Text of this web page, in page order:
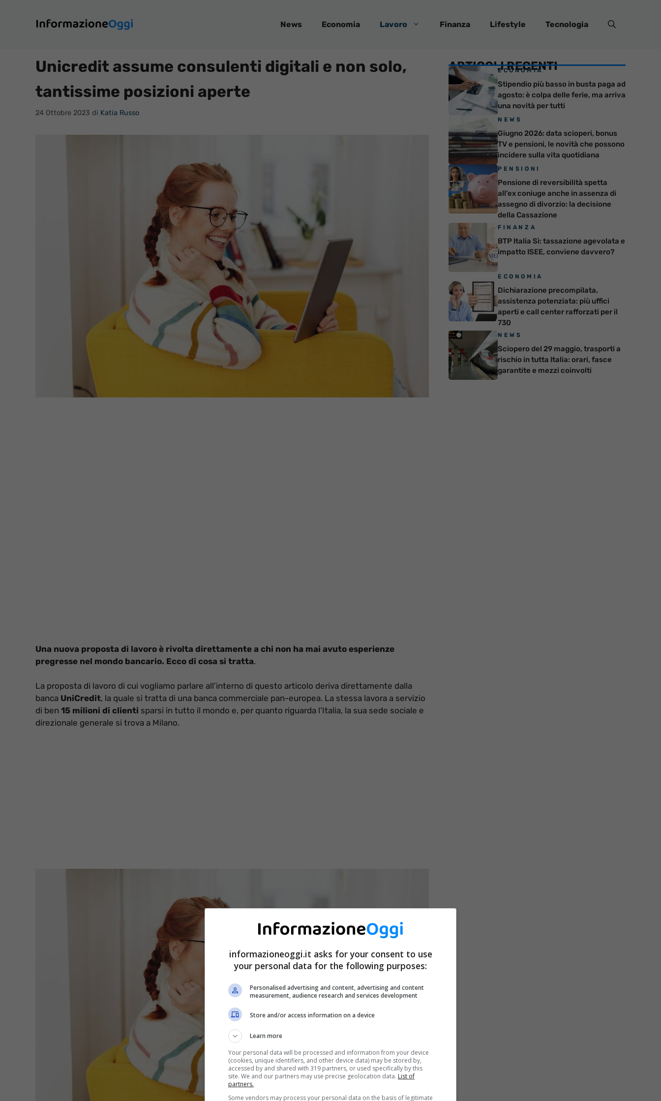
contenuto
News Economia Lavoro Finanza Lifestyle Tecnologia
Unicredit assume consulenti digitali e non solo,
tantissime posizioni aperte
24 Ottobre 2023 di Katia Russo
Una nuova proposta di lavoro è rivolta direttamente a chi non ha mai avuto esperienze
pregresse nel mondo bancario. Ecco di cosa si tratta.
La proposta di lavoro di cui vogliamo parlare all’interno di questo articolo deriva direttamente dalla
banca UniCredit, la quale si tratta di una banca commerciale pan-europea. La stessa lavora a servizio
di ben 15 milioni di clienti sparsi in tutto il mondo e, per quanto riguarda l’Italia, la sua sede sociale e
direzionale generale si trova a Milano.
ARTICOLI RECENTI
ECONOMIA
Stipendio più basso in busta paga ad
agosto: è colpa delle ferie, ma arriva
una novità per tutti
NEWS
Giugno 2026: data scioperi, bonus
TV e pensioni, le novità che possono
incidere sulla vita quotidiana
PENSIONI
Pensione di reversibilità spetta
all’ex coniuge anche in assenza di
assegno di divorzio: la decisione
della Cassazione
FINANZA
BTP Italia Sì: tassazione agevolata e
impatto ISEE, conviene davvero?
ECONOMIA
Dichiarazione precompilata,
assistenza potenziata: più uffici
aperti e call center rafforzati per il
730
NEWS
Sciopero del 29 maggio, trasporti a
rischio in tutta Italia: orari, fasce
garantite e mezzi coinvolti
informazioneoggi.it asks for your consent to use
your personal data for the following purposes:
Personalised advertising and content, advertising and content
measurement, audience research and services development
Store and/or access information on a device
Learn more
Your personal data will be processed and information from your device
(cookies, unique identifiers, and other device data) may be stored by,
accessed by and shared with 319 partners, or used specifically by this
site. We and our partners may use precise geolocation data. List of
partners.
Some vendors may process your personal data on the basis of legitimate